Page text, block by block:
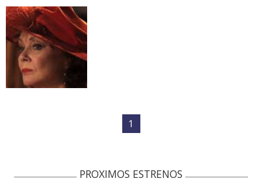
1
PROXIMOS ESTRENOS